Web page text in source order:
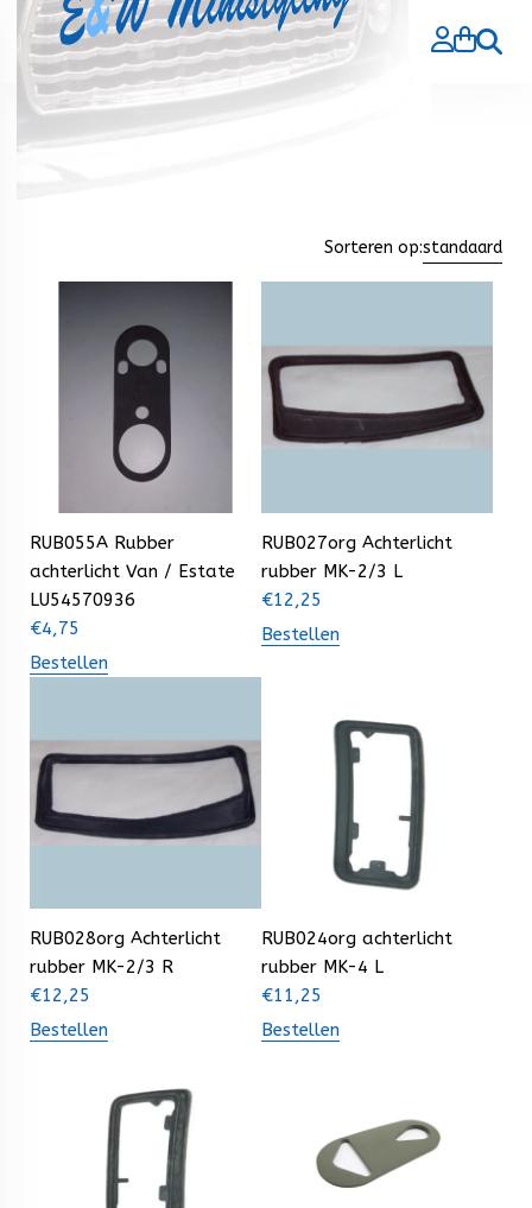
Zoeken
Home>Verlichting rubbers en seals
Verlichting rubbers en seals
Sorteren op:standaard
RUB055A Rubber
achterlicht Van / Estate
LU54570936
€4,75
Bestellen
RUB027org Achterlicht
rubber MK-2/3 L
€12,25
Bestellen
RUB028org Achterlicht
rubber MK-2/3 R
€12,25
Bestellen
RUB024org achterlicht
rubber MK-4 L
€11,25
Bestellen